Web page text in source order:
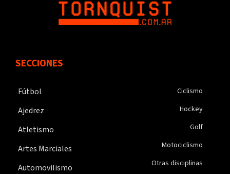
SECCIONES
Fútbol
Ajedrez
Atletismo
Artes Marciales
Automovilismo
Ciclismo
Hockey
Golf
Motociclismo
Otras disciplinas